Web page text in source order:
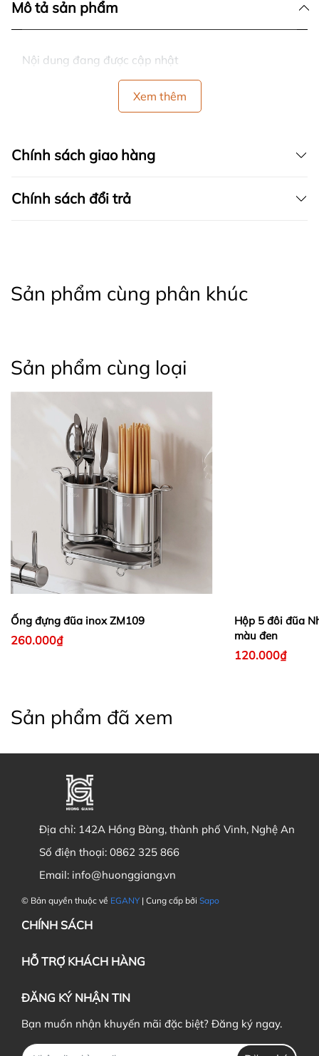
Mô tả sản phẩm
Nội dung đang được cập nhật
Xem thêm
Chính sách giao hàng
Chính sách đổi trả
Sản phẩm cùng phân khúc
Sản phẩm cùng loại
Ống đựng đũa inox ZM109
260.000₫
Hộp 5 đôi đũa
màu đen
120.000₫
Sản phẩm đã xem
Địa chỉ: 142A Hồng Bàng, thành phố Vinh, Nghệ An
Số điện thoại: 0862 325 866
Email: info@huonggiang.vn
© Bản quyền thuộc về EGANY | Cung cấp bởi Sapo
CHÍNH SÁCH
HỖ TRỢ KHÁCH HÀNG
ĐĂNG KÝ NHẬN TIN
Bạn muốn nhận khuyến mãi đặc biệt? Đăng ký ngay.